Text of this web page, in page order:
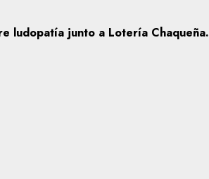
ludopatía junto a Lotería Chaqueña.